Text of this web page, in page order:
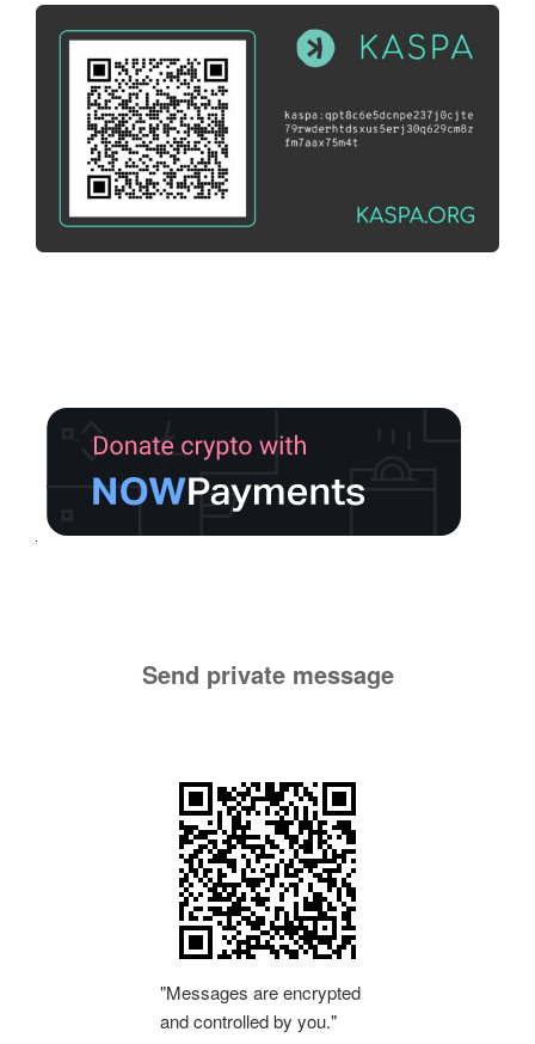
Send private message
"Messages are encrypted
and controlled by you."